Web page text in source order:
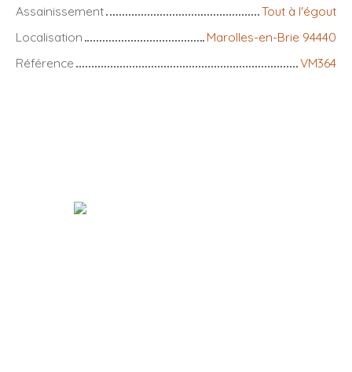
Assainissement
Tout à l'égout
Localisation
Marolles-en-Brie 94440
Référence
VM364